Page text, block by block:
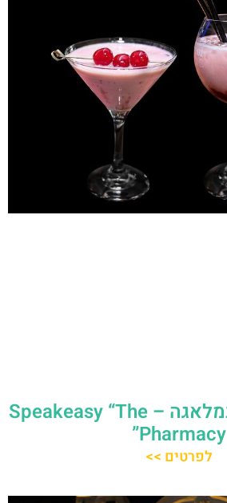
בר קוקטיילים במלאגה – Speakeasy “The
Pharmacy”
לפרטים >>